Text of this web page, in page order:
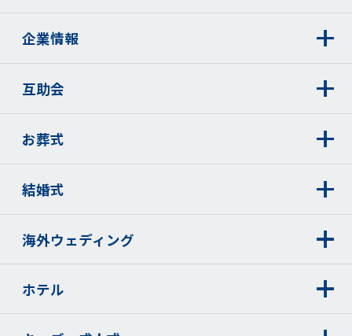
企業情報
互助会
お葬式
結婚式
海外ウェディング
ホテル